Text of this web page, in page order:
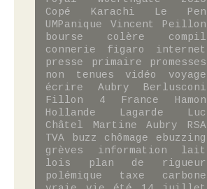
Copé
Karachi
Le Pen
UMPanique
Vincent Peillon
bourse
colère
compil
connerie
figaro
internet
presse
primaire
promesses
non tenues
vidéo
voyage
écrire
Aubry
Berlusconi
Fillon 4
France
Hamon
Hollande
Lagarde
Luc
Châtel
Martine Aubry
RSA
TVA
buzz chômage
ebuzzing
grèves
information
lait
lois
plan de rigueur
polémique
taxe carbone